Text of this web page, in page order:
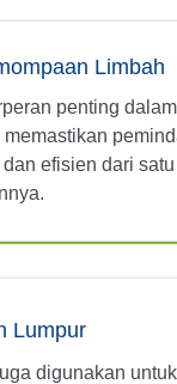
Limbah
Lumpur
penting
memastikan
efisien dari
digunakan